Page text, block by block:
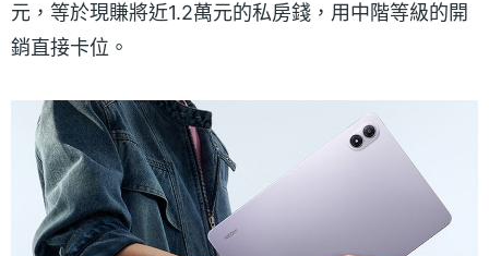
元，等於現賺將近1.2萬元的私房錢，用中階等級的開
銷直接卡位。